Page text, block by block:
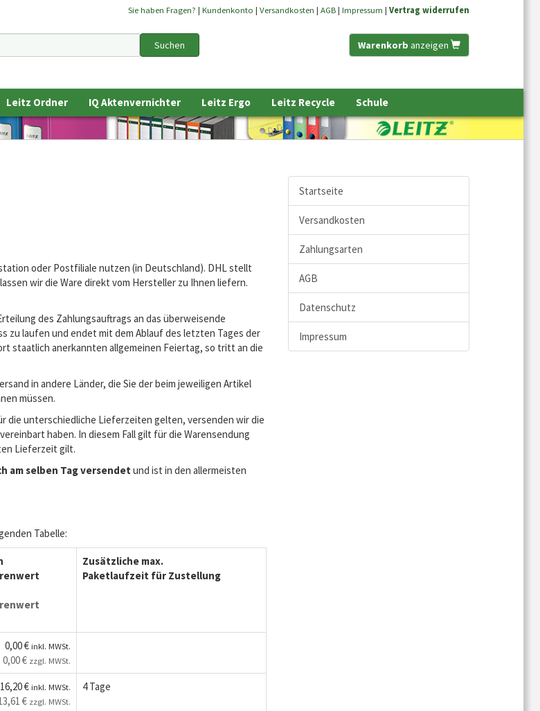
Sie haben Fragen? | Kundenkonto | Versandkosten | AGB| Impressum | Vertrag widerrufen
Warenkorb anzeigen
Suchen
Leitz Ordner IQ Aktenvernichter Leitz Ergo Leitz Recycle Schule
oder Postfiliale nutzen (in Deutschland). DHL stellt
wir die Ware direkt vom Hersteller zu Ihnen liefern.
des Zahlungsauftrags an das überweisende
zu laufen und endet mit dem Ablauf des letzten Tages der
staatlich anerkannten allgemeinen Feiertag, so tritt an die
in andere Länder, die Sie der beim jeweiligen Artikel
müssen.
die unterschiedliche Lieferzeiten gelten, versenden wir die
haben. In diesem Fall gilt für die Warensendung
Lieferzeit gilt.
am selben Tag versendet und ist in den allermeisten
Tabelle:
Zusätzliche max.
Paketlaufzeit für Zustellung
0,00 €inkl. MWSt.
0,00 € zzgl. MWSt.
16,20 €inkl. MWSt.
€ zzgl. MWSt.
4 Tage
Startseite
Versandkosten
Zahlungsarten
AGB
Datenschutz
Impressum